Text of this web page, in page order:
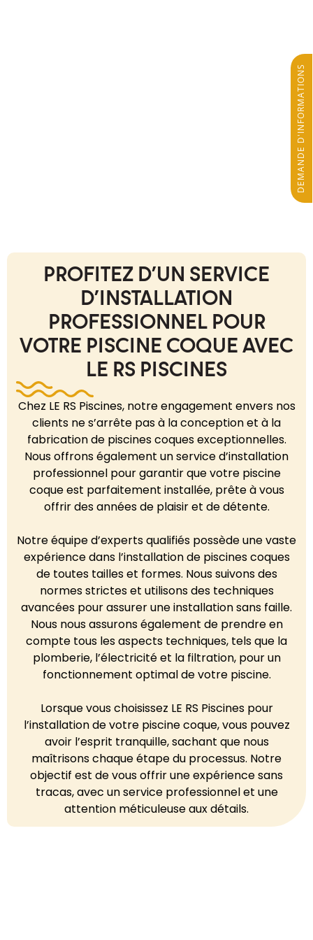
PROFITEZ D'UN SERVICE
D'INSTALLATION
PROFESSIONNEL POUR
VOTRE PISCINE COQUE AVEC
LE RS PISCINES
Chez LE RS Piscines, notre engagement envers nos
clients ne s’arrête pas à la conception et à la
fabrication de piscines coques exceptionnelles.
Nous offrons également un service d’installation
professionnel pour garantir que votre piscine
coque est parfaitement installée, prête à vous
offrir des années de plaisir et de détente.
Notre équipe d’experts qualifiés possède une vaste
expérience dans l’installation de piscines coques
de toutes tailles et formes. Nous suivons des
normes strictes et utilisons des techniques
avancées pour assurer une installation sans faille.
Nous nous assurons également de prendre en
compte tous les aspects techniques, tels que la
plomberie, l’électricité et la filtration, pour un
fonctionnement optimal de votre piscine.
Lorsque vous choisissez LE RS Piscines pour
l’installation de votre piscine coque, vous pouvez
avoir l’esprit tranquille, sachant que nous
maîtrisons chaque étape du processus. Notre
objectif est de vous offrir une expérience sans
tracas, avec un service professionnel et une
attention méticuleuse aux détails.
DEMANDE D'INFORMATIONS